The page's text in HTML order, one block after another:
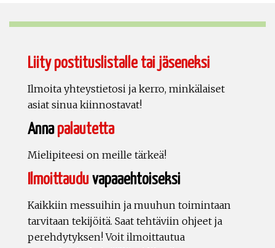
Liity postituslistalle tai jäseneksi
Ilmoita yhteystietosi ja kerro, minkälaiset
asiat sinua kiinnostavat!
Annapalautetta
Mielipiteesi on meille tärkeä!
Ilmoittauduvapaaehtoiseksi
Kaikkiin messuihin ja muuhun toimintaan
tarvitaan tekijöitä. Saat tehtäviin ohjeet ja
perehdytyksen! Voit ilmoittautua